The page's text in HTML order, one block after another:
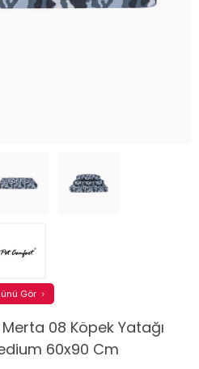
08 Köpek Yatağı
60x90 Cm
Gör